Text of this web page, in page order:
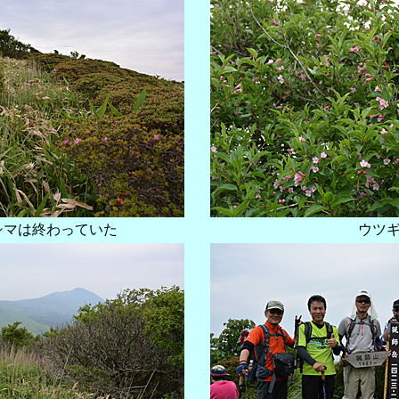
は終わっていた ウツ